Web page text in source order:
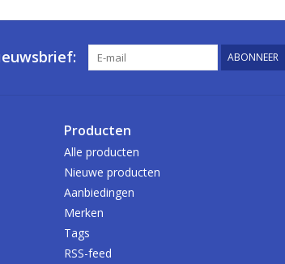
ABONNEER
Producten
Alle producten
Nieuwe producten
Aanbiedingen
Merken
Tags
RSS-feed